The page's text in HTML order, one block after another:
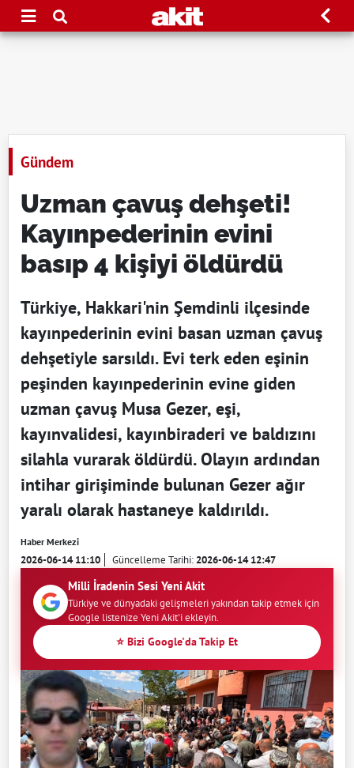
Gündem
Uzman çavuş dehşeti!
Kayınpederinin evini
basıp 4 kişiyi öldürdü
Türkiye, Hakkari'nin Şemdinli ilçesinde
kayınpederinin evini basan uzman çavuş
dehşetiyle sarsıldı. Evi terk eden eşinin
peşinden kayınpederinin evine giden
uzman çavuş Musa Gezer, eşi,
kayınvalidesi, kayınbiraderi ve baldızını
silahla vurarak öldürdü. Olayın ardından
intihar girişiminde bulunan Gezer ağır
yaralı olarak hastaneye kaldırıldı.
Haber Merkezi
2026-06-14 11:10 Güncelleme Tarihi:2026-06-14 12:47
Milli İradenin Sesi Yeni Akit
Türkiye ve dünyadaki gelişmeleri yakından takip etmek için
Google listenize Yeni Akit'i ekleyin.
⭐ Bizi Google'da Takip Et